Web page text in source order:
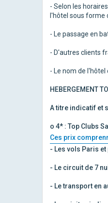
- Selon les
l'hôtel sous forme
- Le passage en
- D'autres clients
- Le nom de
HEBERGEMENT
A titre indicatif et
o 4* : Top Clubs
Ces prix
- Les vols Paris
- Le circuit de 7
- Le transport en